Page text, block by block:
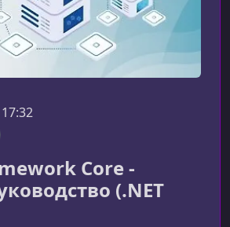
Core -
(.NET